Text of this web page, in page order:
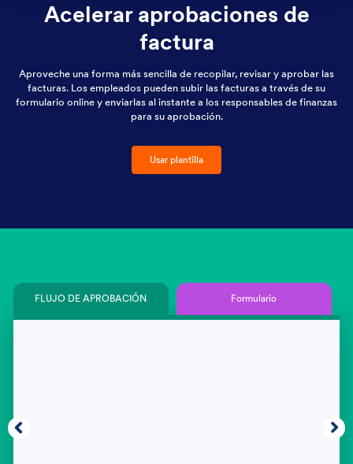
Acelerar aprobaciones de
factura
Aproveche una forma más sencilla de recopilar, revisar y aprobar las
facturas. Los empleados pueden subir las facturas a través de su
formulario online y enviarlas al instante a los responsables de finanzas
para su aprobación.
Usar plantilla
FLUJO DE APROBACIÓN Formulario